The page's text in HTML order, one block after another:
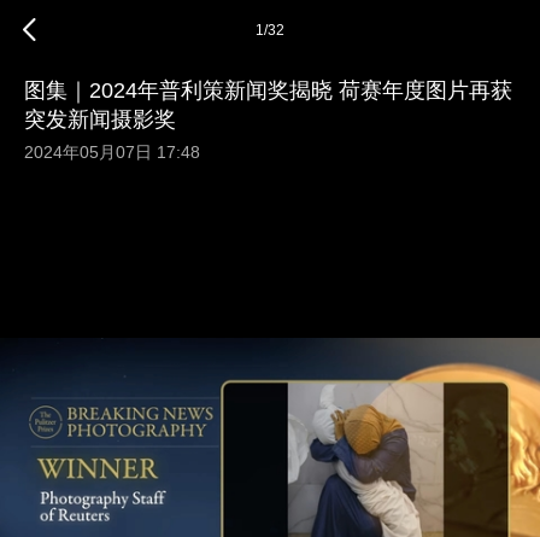
1/32
图集｜2024年普利策新闻奖揭晓 荷赛年度图片再获
突发新闻摄影奖
2024年05月07日 17:48